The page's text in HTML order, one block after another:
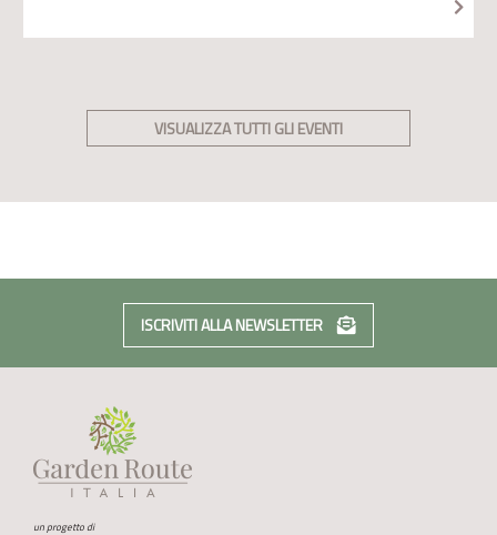
VISUALIZZA TUTTI GLI EVENTI
ISCRIVITI ALLA NEWSLETTER
un progetto di